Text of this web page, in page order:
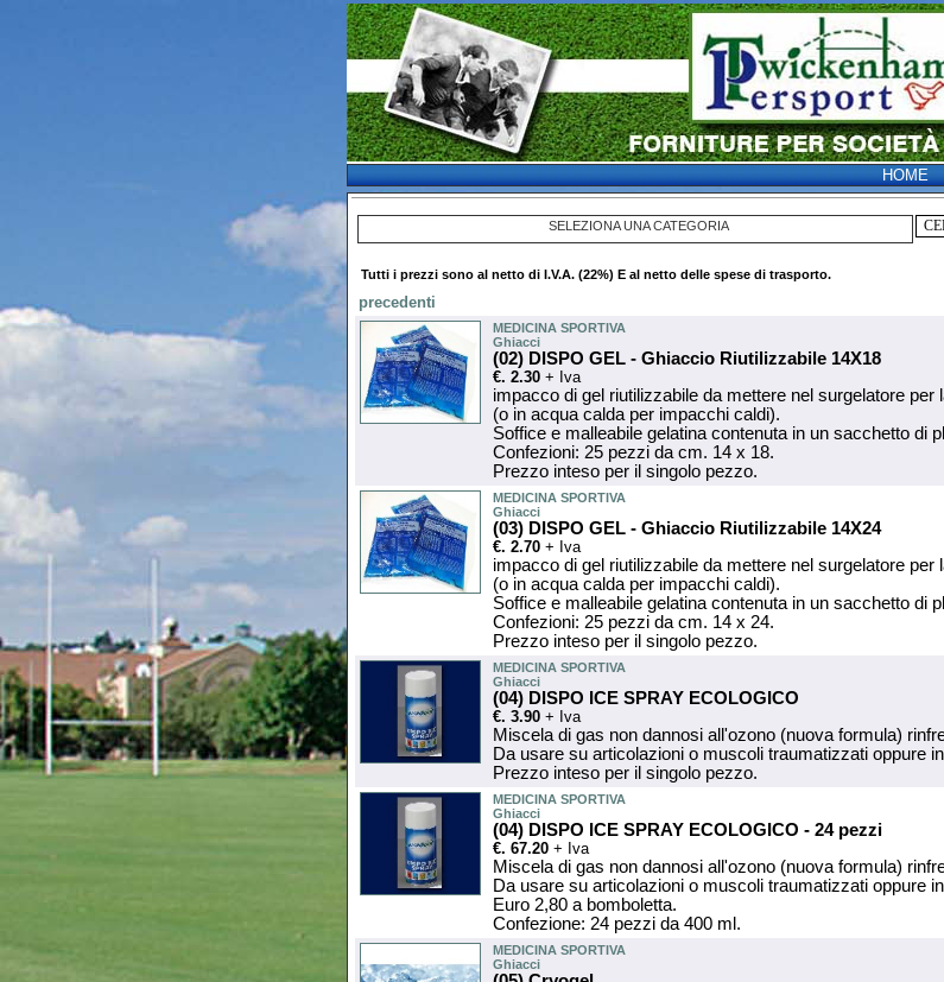
HOME
SELEZIONA UNA CATEGORIA
Tutti i prezzi sono al netto di I.V.A. (22%) E al netto delle spese di trasporto.
precedenti
MEDICINA SPORTIVA
Ghiacci
(02) DISPO GEL - Ghiaccio Riutilizzabile 14X18
€. 2.30 + Iva
impacco di gel riutilizzabile da mettere nel surgelatore per
(o in acqua calda per impacchi caldi).
Soffice e malleabile gelatina contenuta in un sacchetto di
Confezioni: 25 pezzi da cm. 14 x 18.
Prezzo inteso per il singolo pezzo.
MEDICINA SPORTIVA
Ghiacci
(03) DISPO GEL - Ghiaccio Riutilizzabile 14X24
€. 2.70 + Iva
impacco di gel riutilizzabile da mettere nel surgelatore per
(o in acqua calda per impacchi caldi).
Soffice e malleabile gelatina contenuta in un sacchetto di
Confezioni: 25 pezzi da cm. 14 x 24.
Prezzo inteso per il singolo pezzo.
MEDICINA SPORTIVA
Ghiacci
(04) DISPO ICE SPRAY ECOLOGICO
€. 3.90 + Iva
Miscela di gas non dannosi all'ozono (nuova formula)
Da usare su articolazioni o muscoli traumatizzati oppure
Prezzo inteso per il singolo pezzo.
MEDICINA SPORTIVA
Ghiacci
(04) DISPO ICE SPRAY ECOLOGICO - 24 pezzi
€. 67.20 + Iva
Miscela di gas non dannosi all'ozono (nuova formula)
Da usare su articolazioni o muscoli traumatizzati oppure
Euro 2,80 a bomboletta.
Confezione: 24 pezzi da 400 ml.
MEDICINA SPORTIVA
Ghiacci